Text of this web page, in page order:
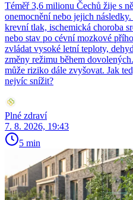
Téměř 3,6 milionu Čechů žije s
onemocnění nebo jejich
krevní tlak, ischemická choroba
nebo stav po cévní mozkové
zvládat vysoké letní teploty,
změny režimu během
může riziko dále zvyšovat. Jak
nejvíc snížit?
Plné zdraví
7. 8. 2026, 19:43
5 min